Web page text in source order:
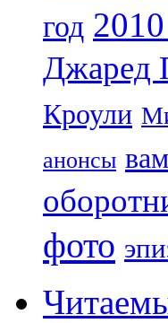
год
Джаред
Кроули
анонсы
фото